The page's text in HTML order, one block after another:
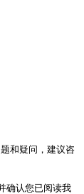
和疑问，建议咨
确认您已阅读我